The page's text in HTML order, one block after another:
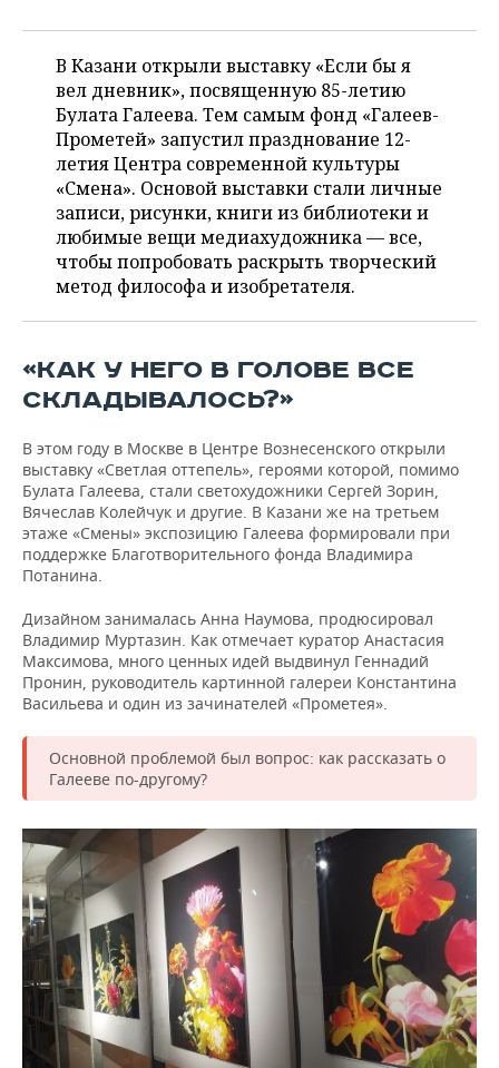
ОТКРЫТАЯ ЛЕКЦИЯ
БАСКЕТБОЛ
ВОЛЕЙБОЛ
ФИГУРНОЕ КАТАНИЕ
ХОККЕЙ С МЯЧОМ
ИНФРАСТРУКТУРА
ИСТОРИЯ
МЕДИЦИНА
ПРОИСШЕСТВИЯ
СПРАВОЧНИК
СПИСОК ПЕРСОН
ПОЛНАЯ ВЕРСИЯ
В Казани открыли выставку «Если бы я
вел дневник», посвященную 85-летию
Булата Галеева. Тем самым фонд «Галеев-
Прометей» запустил празднование 12-
летия Центра современной культуры
«Смена». Основой выставки стали личные
записи, рисунки, книги из библиотеки и
любимые вещи медиахудожника — все,
чтобы попробовать раскрыть творческий
метод философа и изобретателя.
«КАК У НЕГО В ГОЛОВЕ ВСЕ
СКЛАДЫВАЛОСЬ?»
В этом году в Москве в Центре Вознесенского открыли
выставку «Светлая оттепель», героями которой, помимо
Булата Галеева, стали светохудожники Сергей Зорин,
Вячеслав Колейчук и другие. В Казани же на третьем
этаже «Смены» экспозицию Галеева формировали при
поддержке Благотворительного фонда Владимира
Потанина.
Дизайном занималась Анна Наумова, продюсировал
Владимир Муртазин. Как отмечает куратор Анастасия
Максимова, много ценных идей выдвинул Геннадий
Пронин, руководитель картинной галереи Константина
Васильева и один из зачинателей «Прометея».
Основной проблемой был вопрос: как рассказать о
Галееве по-другому?